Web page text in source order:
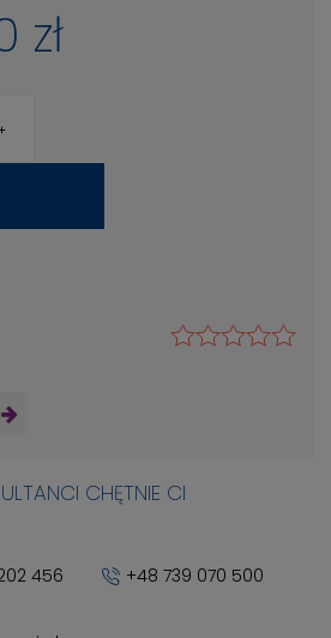
zł
CHĘTNIE CI
456 +48 739 070 500